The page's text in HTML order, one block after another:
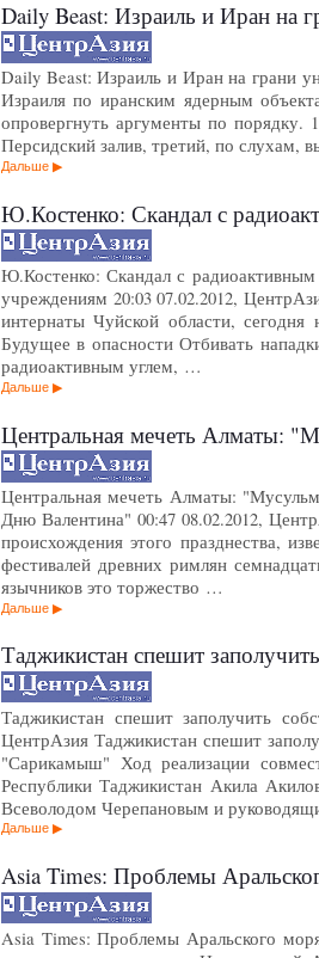
Daily Beast: Израиль и Иран на
Daily Beast: Израиль и Иран на грани
Израиля по иранским ядерным
опровергнуть аргументы по
Персидский залив, третий, по
Дальше
Ю.Костенко: Скандал с радиоактивным
Ю.Костенко: Скандал с радиоактивным
учреждениям 20:03 07.02.2012,
интернаты Чуйской области,
Будущее в опасности Отбивать
радиоактивным углем, …
Дальше
Центральная мечеть Алматы: "Мусульмане не
Центральная мечеть Алматы:
Дню Валентина" 00:47 08.02.2012,
происхождения этого празднества,
фестивалей древних римлян
язычников это торжество …
Дальше
Таджикистан спешит заполучить
Таджикистан спешит заполучить
ЦентрАзия Таджикистан спешит
"Сарикамыш" Ход реализации
Республики Таджикистан Акила
Всеволодом Черепановым и
Дальше
Asia Times: Проблемы
Asia Times: Проблемы Аральского